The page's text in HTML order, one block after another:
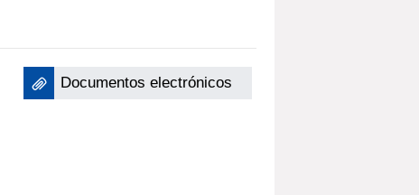
Documentos electrónicos